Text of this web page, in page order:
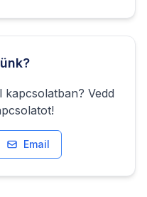
kapcsolatban? Vedd
Email